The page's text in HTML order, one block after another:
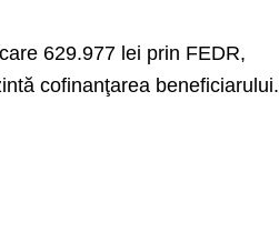
629.977 lei prin FEDR,
cofinanţarea beneficiarului.